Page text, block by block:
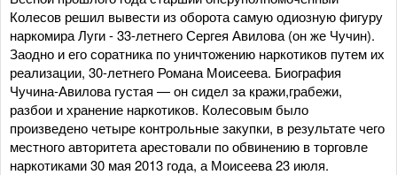
Колесов решил вывести из оборота самую одиозную фигуру
наркомира Луги - 33-летнего Сергея Авилова (он же Чучин).
Заодно и его соратника по уничтожению наркотиков путем их
реализации, 30-летнего Романа Моисеева. Биография
Чучина-Авилова густая — он сидел за кражи,грабежи,
разбои и хранение наркотиков. Колесовым было
произведено четыре контрольные закупки, в результате чего
местного авторитета арестовали по обвинению в торговле
наркотиками 30 мая 2013 года, а Моисеева 23 июля.